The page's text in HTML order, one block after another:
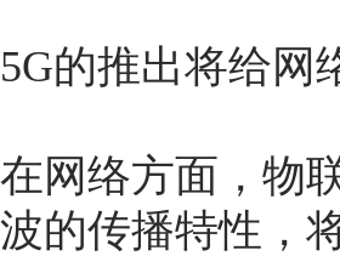
5G的推出将给网
在网络方面，物
波的传播特性，